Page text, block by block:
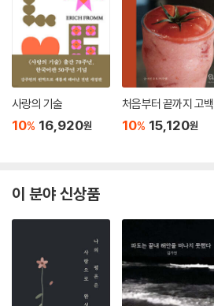
사랑의 기술
10% 16,920원
처음부터 끝까지 고백
10% 15,120원
이 분야 신상품